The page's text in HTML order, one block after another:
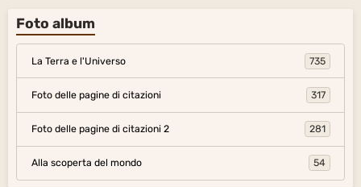
Foto album
La Terra e l'Universo 735
Foto delle pagine di citazioni 317
Foto delle pagine di citazioni 2 281
Alla scoperta del mondo 54